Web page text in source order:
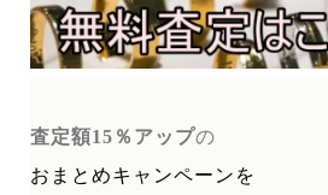
査定額15％アップの
おまとめキャンペーンを